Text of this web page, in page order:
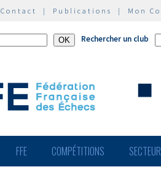
Contact | Publications | Mon
Rechercher un club
FFE COMPÉTITIONS